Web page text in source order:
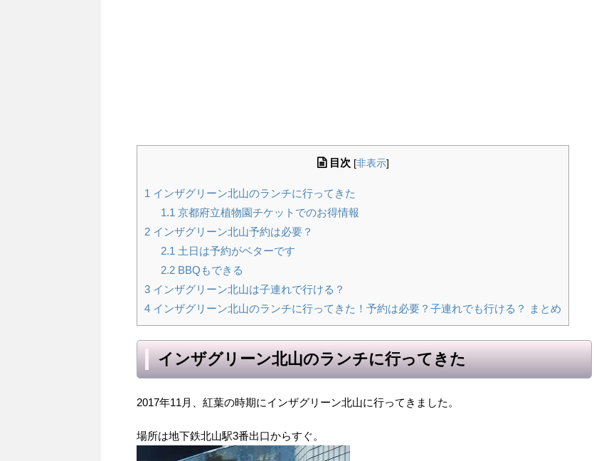
目次 [非表示]
1 インザグリーン北山のランチに行ってきた
1.1 京都府立植物園チケットでのお得情報
2 インザグリーン北山予約は必要？
2.1 土日は予約がベターです
2.2BBQもできる
3 インザグリーン北山は子連れで行ける？
4 インザグリーン北山のランチに行ってきた！予約は必要？子連れでも行ける？ まとめ
インザグリーン北山のランチに行ってきた
2017年11月、紅葉の時期にインザグリーン北山に行ってきました。
場所は地下鉄北山駅3番出口からすぐ。